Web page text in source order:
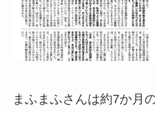
まふまふさんは約7か月